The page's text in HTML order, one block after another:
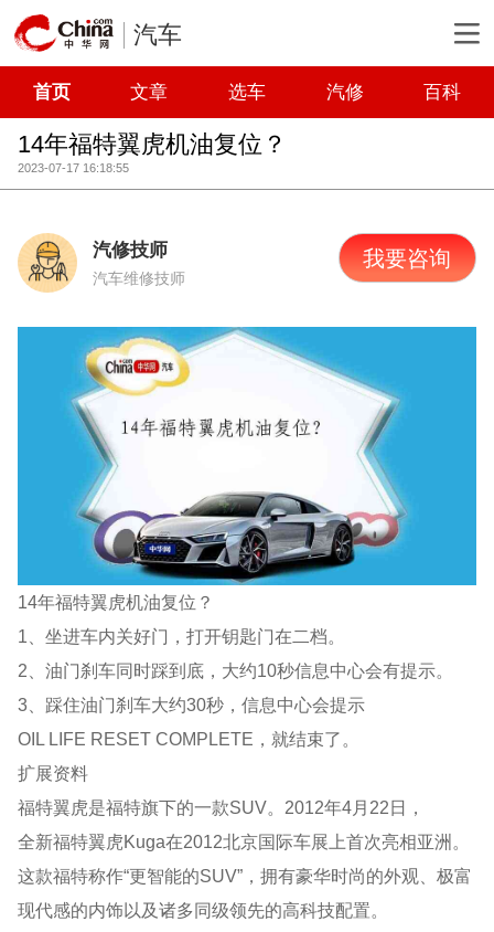
汽车
首页 文章 选车 汽修 百科
14年福特翼虎机油复位？
2023-07-17 16:18:55
汽修技师
汽车维修技师
我要咨询
14年福特翼虎机油复位？
1、坐进车内关好门，打开钥匙门在二档。
2、油门刹车同时踩到底，大约10秒信息中心会有提示。
3、踩住油门刹车大约30秒，信息中心会提示
OIL LIFE RESET COMPLETE，就结束了。
扩展资料
福特翼虎是福特旗下的一款SUV。2012年4月22日，
全新福特翼虎Kuga在2012北京国际车展上首次亮相亚洲。
这款福特称作“更智能的SUV”，拥有豪华时尚的外观、极富
现代感的内饰以及诸多同级领先的高科技配置。